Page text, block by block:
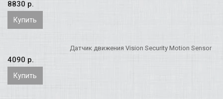
8830 p.
Купить
Датчик движения Vision Security Motion Sensor
4090 p.
Купить